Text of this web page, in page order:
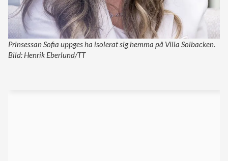
Prinsessan Sofia uppges ha isolerat sig hemma på Villa Solbacken.
Bild: Henrik Eberlund/TT